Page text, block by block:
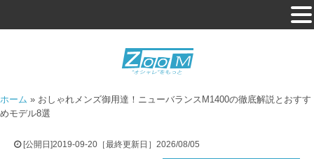
ホーム » おしゃれメンズ御用達！ニューバランスM1400の徹底解説とおすす
めモデル8選
[公開日]2019-09-20［最終更新日］2026/08/05